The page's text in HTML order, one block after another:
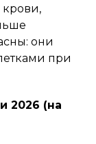
они
при
2026 (на